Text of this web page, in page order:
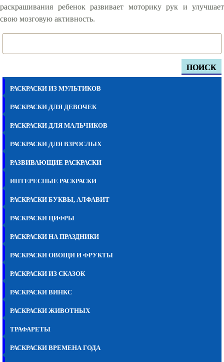
ПОИСК
РАСКРАСКИ ИЗ МУЛЬТИКОВ
РАСКРАСКИ ДЛЯ ДЕВОЧЕК
РАСКРАСКИ ДЛЯ МАЛЬЧИКОВ
РАСКРАСКИ ДЛЯ ВЗРОСЛЫХ
РАЗВИВАЮЩИЕ РАСКРАСКИ
ИНТЕРЕСНЫЕ РАСКРАСКИ
РАСКРАСКИ БУКВЫ, АЛФАВИТ
РАСКРАСКИ ЦИФРЫ
РАСКРАСКИ НА ПРАЗДНИКИ
РАСКРАСКИ ОВОЩИ И ФРУКТЫ
РАСКРАСКИ ИЗ СКАЗОК
РАСКРАСКИ ВИНКС
РАСКРАСКИ ЖИВОТНЫХ
ТРАФАРЕТЫ
РАСКРАСКИ ВРЕМЕНА ГОДА
раскрашивания ребенок развивает моторику рук и улучшает
свою мозговую активность.